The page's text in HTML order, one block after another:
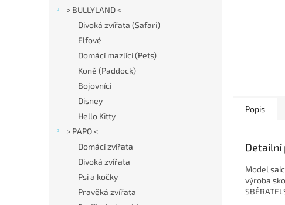
> BULLYLAND <
Divoká zvířata (Safari)
Elfové
Domácí mazlíci (Pets)
Koně (Paddock)
Bojovníci
Disney
Hello Kitty
> PAPO <
Domácí zvířata
Divoká zvířata
Psi a kočky
Pravěká zvířata
Popis
Detailní
Model
výroba